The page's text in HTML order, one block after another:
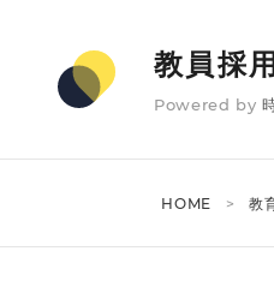
教員採
Powered by
HOME 教